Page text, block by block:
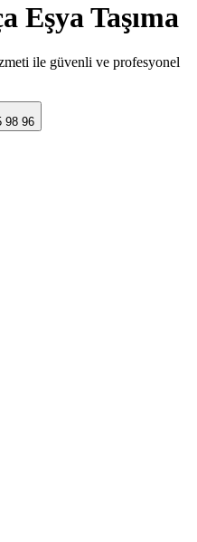
Eşya Taşıma
ile güvenli ve profesyonel
98 96